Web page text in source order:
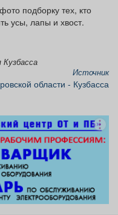
подборку тех, кто
усы, лапы и хвост.
Источник
области - Кузбасса